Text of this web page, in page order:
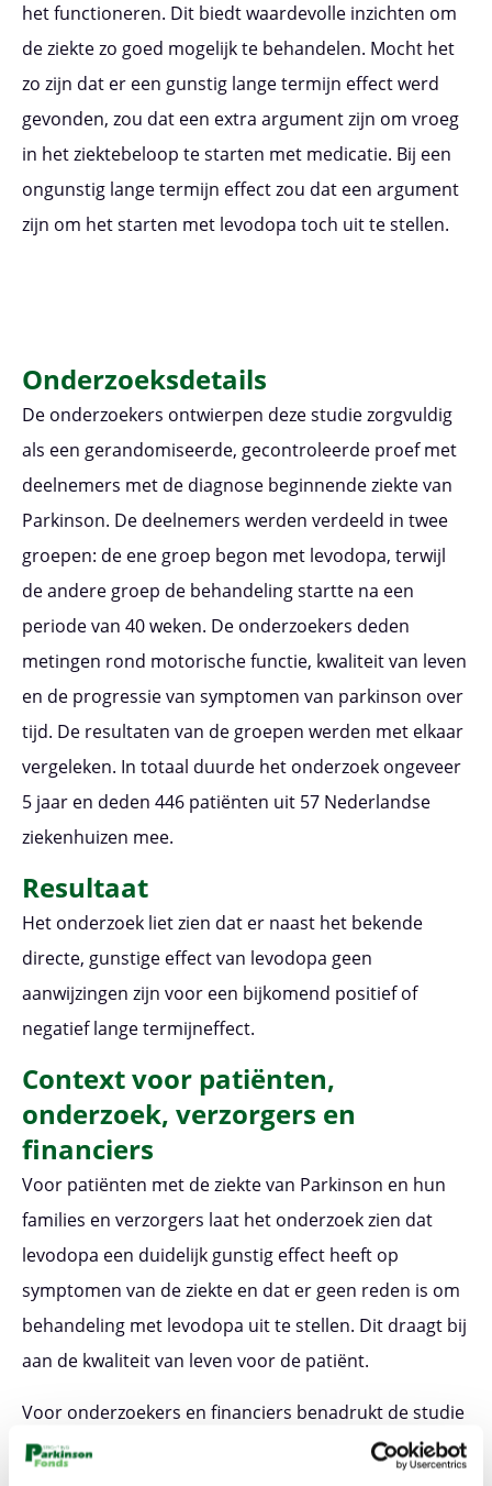
het functioneren. Dit biedt waardevolle inzichten om
de ziekte zo goed mogelijk te behandelen. Mocht het
zo zijn dat er een gunstig lange termijn effect werd
gevonden, zou dat een extra argument zijn om vroeg
in het ziektebeloop te starten met medicatie. Bij een
ongunstig lange termijn effect zou dat een argument
zijn om het starten met levodopa toch uit te stellen.
Onderzoeksdetails
De onderzoekers ontwierpen deze studie zorgvuldig
als een gerandomiseerde, gecontroleerde proef met
deelnemers met de diagnose beginnende ziekte van
Parkinson. De deelnemers werden verdeeld in twee
groepen: de ene groep begon met levodopa, terwijl
de andere groep de behandeling startte na een
periode van 40 weken. De onderzoekers deden
metingen rond motorische functie, kwaliteit van leven
en de progressie van symptomen van parkinson over
tijd. De resultaten van de groepen werden met elkaar
vergeleken. In totaal duurde het onderzoek ongeveer
5 jaar en deden 446 patiënten uit 57 Nederlandse
ziekenhuizen mee.
Resultaat
Het onderzoek liet zien dat er naast het bekende
directe, gunstige effect van levodopa geen
aanwijzingen zijn voor een bijkomend positief of
negatief lange termijneffect.
Context voor patiënten,
onderzoek, verzorgers en
financiers
Voor patiënten met de ziekte van Parkinson en hun
families en verzorgers laat het onderzoek zien dat
levodopa een duidelijk gunstig effect heeft op
symptomen van de ziekte en dat er geen reden is om
behandeling met levodopa uit te stellen. Dit draagt bij
aan de kwaliteit van leven voor de patiënt.
Voor onderzoekers en financiers benadrukt de studie
het belang van het verkennen van innovatieve